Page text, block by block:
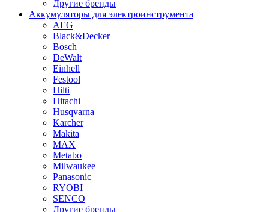
Другие бренды
Аккумуляторы для электроинструмента
AEG
Black&Decker
Bosch
DeWalt
Einhell
Festool
Hilti
Hitachi
Husqvarna
Karcher
Makita
MAX
Metabo
Milwaukee
Panasonic
RYOBI
SENCO
Другие бренды